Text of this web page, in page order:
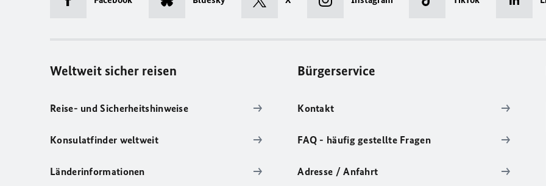
Weltweit sicher reisen
Reise- und Sicherheitshinweise
Konsulatfinder weltweit
Länderinformationen
Bürgerservice
Kontakt
FAQ - häufig gestellte Fragen
Adresse / Anfahrt